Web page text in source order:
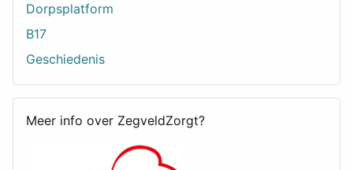
Dorpsplatform
B17
Geschiedenis
Meer info over ZegveldZorgt?